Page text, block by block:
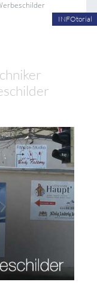
INFOtorial